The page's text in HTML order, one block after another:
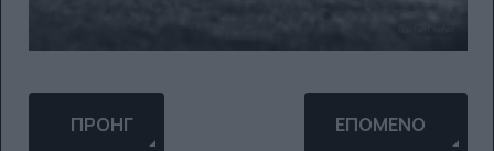
ΠΡΟΗΓΟΎΜΕΝΟ ΆΡΘΡΟ: VIRAL ΈΓΙΝΕ Η LADY
ΠΡΟΗΓ ΕΠΌΜΕΝΟ ΆΡΘΡΟ:
ΕΠΌΜΕΝΟ